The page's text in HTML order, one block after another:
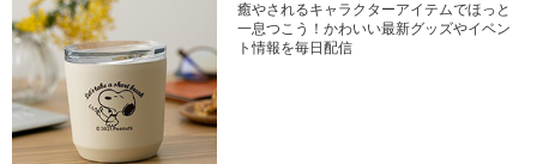
癒やされるキャラクターアイテムでほっと
一息つこう！かわいい最新グッズやイベン
ト情報を毎日配信